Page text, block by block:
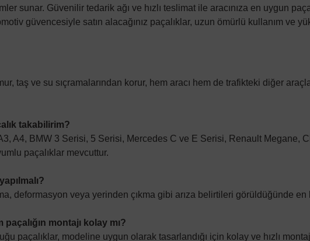
sunar. Güvenilir tedarik ağı ve hızlı teslimat ile aracınıza en uygun
güvencesiyle satın alacağınız paçalıklar, uzun ömürlü kullanım ve
taş ve su sıçramalarından korur, hem aracı hem de trafikteki diğer
takabilirim?
A4, BMW 3 Serisi, 5 Serisi, Mercedes C ve E Serisi, Renault Megane,
paçalıklar mevcuttur.
deformasyon veya yerinden çıkma gibi arıza belirtileri görüldüğünde
paçalığın montajı kolay mı?
paçalıklar, modeline uygun olarak tasarlandığı için kolay ve hızlı